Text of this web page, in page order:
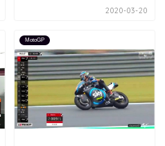
2020-03-20
MotoGP